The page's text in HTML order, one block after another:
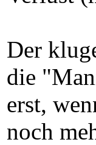
Der
die
erst,
noch